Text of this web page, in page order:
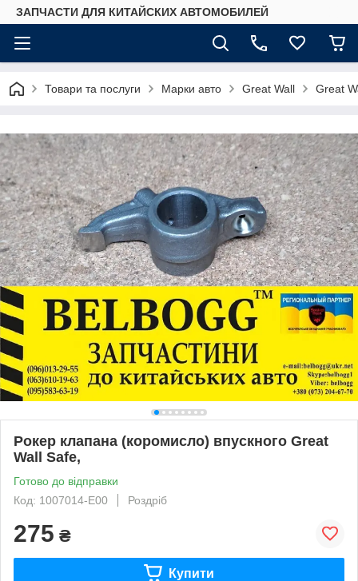
ЗАПЧАСТИ ДЛЯ КИТАЙСКИХ АВТОМОБИЛЕЙ
Товари та послуги Марки авто Great Wall Great
Рокер клапана (коромисло) впускного Great
Wall Safe,
Готово до відправки
Код: 1007014-E00
Роздріб
275 ₴
Купити